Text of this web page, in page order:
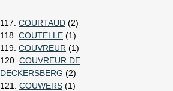
117. COURTAUD (2)
118. COUTELLE (1)
119. COUVREUR (1)
120. COUVREUR DE
DECKERSBERG (2)
121. COUWERS (1)